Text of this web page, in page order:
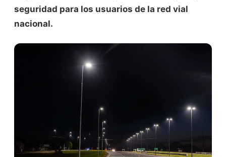
seguridad para los usuarios de la red vial
nacional.